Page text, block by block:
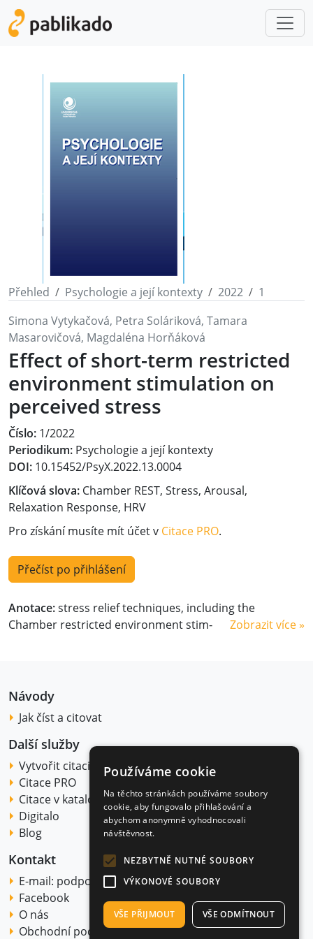
Přehled Psychologie a její kontexty 2022
1
Simona Vytykačová, Petra Soláriková, Tamara
Masarovičová, Magdaléna Horňáková
Effect of short-term restricted
environment stimulation on
perceived stress
Číslo: 1/2022
Periodikum: Psychologie a její kontexty
DOI: 10.15452/PsyX.2022.13.0004
Klíčová slova: Chamber REST, Stress, Arousal,
Relaxation Response, HRV
Pro získání musíte mít účet v Citace PRO.
Přečíst po přihlášení
Anotace:stress relief techniques, including the
Chamber restricted environment stim‑
Zobrazit více »
Návody
Jak číst a citovat
Další služby
Vytvořit citaci
Citace PRO
Citace v katalogu
Digitalo
Blog
Kontakt
E-mail: podpora@citace.com
Facebook
O nás
Obchodní podmínky
Používáme cookie
Na těchto stránkách používáme soubory
cookie, aby fungovalo přihlašování a
abychom anonymně vyhodnocovali
návštěvnost.
NEZBYTNĚ NUTNÉ SOUBORY
VÝKONOVÉ SOUBORY
VŠE PŘIJMOUT VŠE ODMÍTNOUT